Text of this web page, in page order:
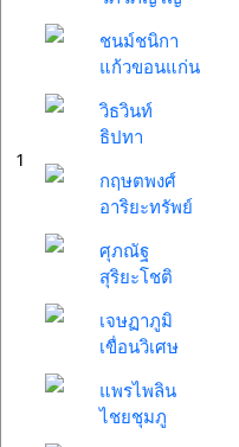
1
ชนม์ชนิกา
แก้วขอนแก่น
วิธวินท์
ธิปทา
กฤษตพงศ์
อาริยะทรัพย์
ศุภณัฐ
สุริยะโชติ
เจษฏาภูมิ
เขื่อนวิเศษ
แพรไพลิน
ไชยชุมภู